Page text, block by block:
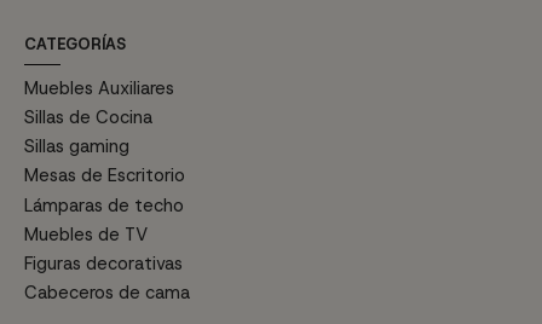
CATEGORÍAS
Muebles Auxiliares
Sillas de Cocina
Sillas gaming
Mesas de Escritorio
Lámparas de techo
Muebles de TV
Figuras decorativas
Cabeceros de cama